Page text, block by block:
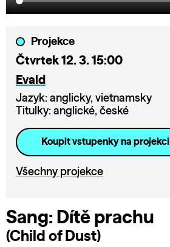
Projekce
Čtvrtek 12. 3. 15:00
Evald
Jazyk: anglicky, vietnamsky
Titulky: anglické, české
Koupit vstupenky na projekci
Všechny projekce
Sang: Dítě prachu
(Child of Dust)